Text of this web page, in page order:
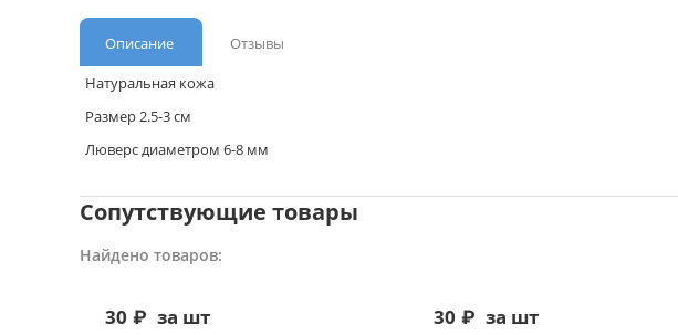
Описание
Отзывы
Натуральная кожа
Размер 2.5-3 см
Люверс диаметром 6-8 мм
Сопутствующие товары
Найдено товаров:
30 ₽ за шт 30 ₽ за шт